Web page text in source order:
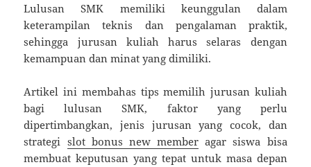
Lulusan SMK memiliki keunggulan dalam
keterampilan teknis dan pengalaman praktik,
sehingga jurusan kuliah harus selaras dengan
kemampuan dan minat yang dimiliki.
Artikel ini membahas tips memilih jurusan kuliah
bagi lulusan SMK, faktor yang perlu
dipertimbangkan, jenis jurusan yang cocok, dan
strategi slot bonus new member agar siswa bisa
membuat keputusan yang tepat untuk masa depan